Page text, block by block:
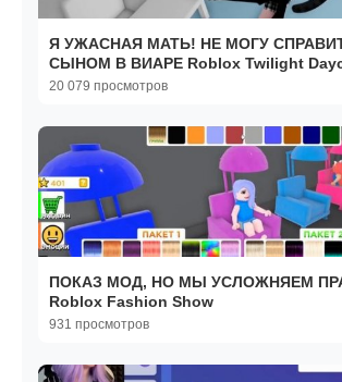
Я УЖАСНАЯ MATЬ! НЕ МОГУ
СЫНОМ В ВИАРЕ Roblox Twilight
20 079 просмотров
ПОКАЗ МОД, НО МЫ УСЛОЖНЯЕМ
Roblox Fashion Show
931 просмотров